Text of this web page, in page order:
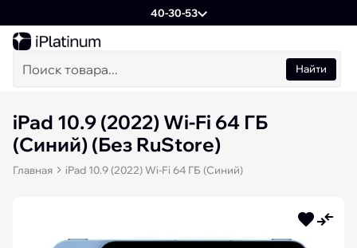
40-30-53
Найти
iPad 10.9 (2022) Wi-Fi 64 ГБ
(Синий) (Без RuStore)
Главная iPad 10.9 (2022) Wi-Fi 64 ГБ (Синий)